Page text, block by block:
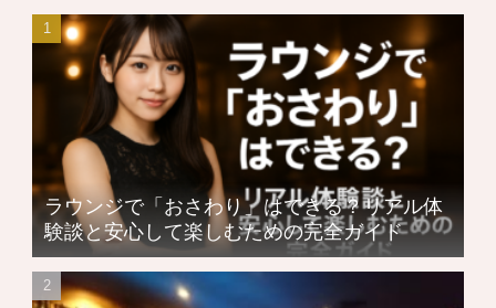
ラウンジで「おさわり」はできる？リアル体
験談と安心して楽しむための完全ガイド